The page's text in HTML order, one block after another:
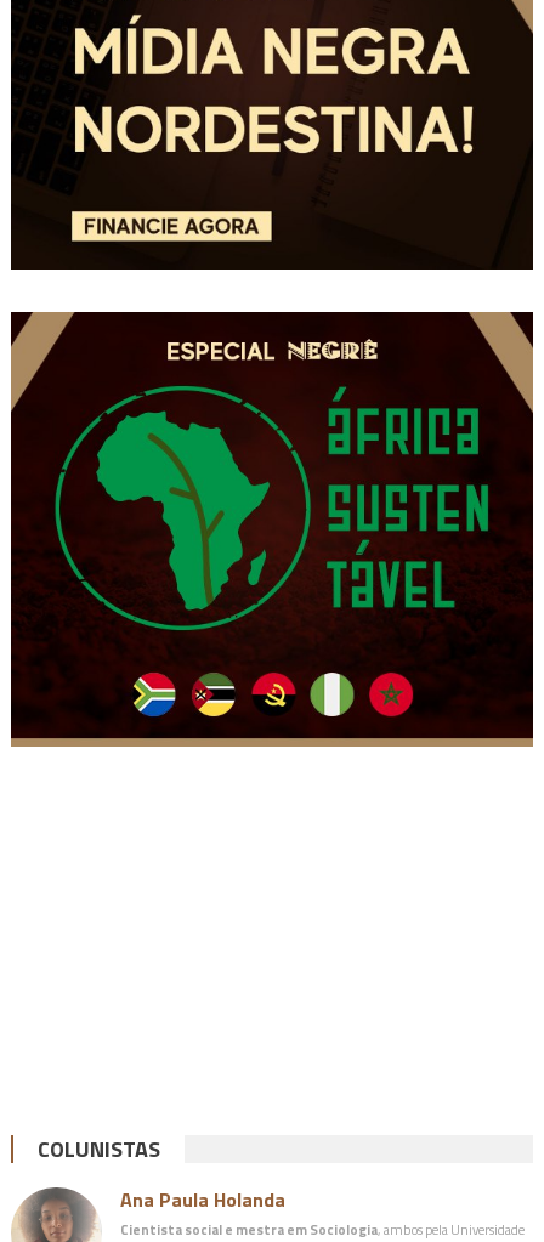
COLUNISTAS
Ana Paula Holanda
Cientista social e mestra em Sociologia, ambos pela Universidade